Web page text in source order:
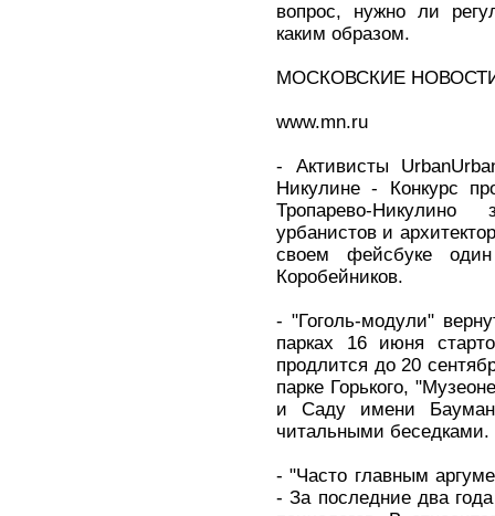
вопрос, нужно ли
каким образом.
МОСКОВСКИЕ
www.mn.ru
- Активисты
Никулине - Конкурс
Тропарево-
урбанистов и
своем фейсбуке
Коробейников.
- "Гоголь-модули"
парках 16 июня
продлится до 20
парке Горького,
и Саду имени
читальными беседками.
- "Часто главным
- За последние два